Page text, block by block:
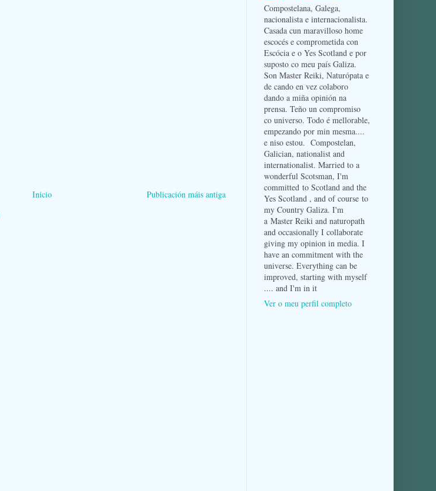
Publicación máis antiga
Inicio
Compostelana, Galega,
nacionalista e internacionalista.
Casada cun maravilloso home
escocés e comprometida con
Escócia e o Yes Scotland e por
suposto co meu país Galiza.
Son Master Reiki, Naturópata e
de cando en vez colaboro
dando a miña opinión na
prensa. Teño un compromiso
co universo. Todo é mellorable,
empezando por min mesma....
e niso estou. Compostelan,
Galician, nationalist and
internationalist. Married to a
wonderful Scotsman, I'm
committed to Scotland and the
Yes Scotland , and of course to
my Country Galiza. I'm
a Master Reiki and naturopath
and occasionally I collaborate
giving my opinion in media. I
have an commitment with the
universe. Everything can be
improved, starting with myself
.... and I'm in it
Ver o meu perfil completo